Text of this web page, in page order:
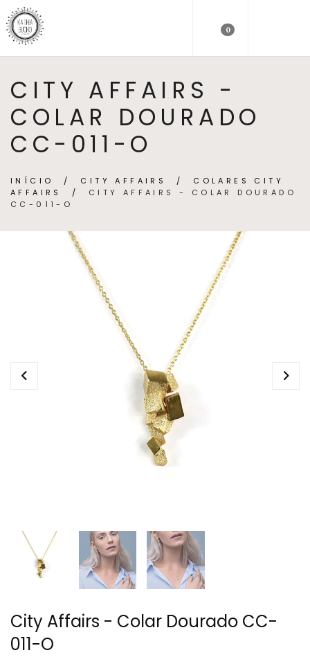
0
CITY AFFAIRS -
COLAR DOURADO
CC-011-O
INÍCIO / CITY AFFAIRS / COLARES CITY
AFFAIRS
/ CITY AFFAIRS - COLAR DOURADO
CC-011-O
City Affairs - Colar Dourado CC-
011-O